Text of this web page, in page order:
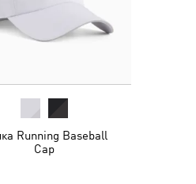
Running Baseball
Cap